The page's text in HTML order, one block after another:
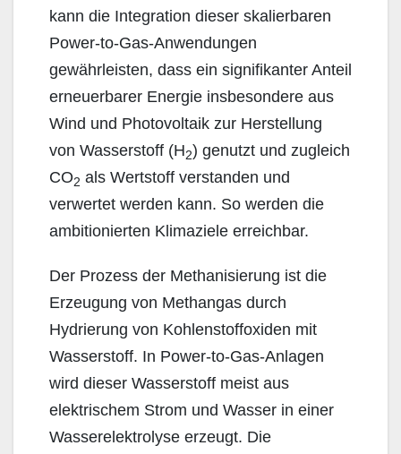
kann die Integration dieser skalierbaren
Power-to-Gas-Anwendungen
gewährleisten, dass ein signifikanter Anteil
erneuerbarer Energie insbesondere aus
Wind und Photovoltaik zur Herstellung
von Wasserstoff (H2) genutzt und zugleich
CO2 als Wertstoff verstanden und
verwertet werden kann. So werden die
ambitionierten Klimaziele erreichbar.
Der Prozess der Methanisierung ist die
Erzeugung von Methangas durch
Hydrierung von Kohlenstoffoxiden mit
Wasserstoff. In Power-to-Gas-Anlagen
wird dieser Wasserstoff meist aus
elektrischem Strom und Wasser in einer
Wasserelektrolyse erzeugt. Die